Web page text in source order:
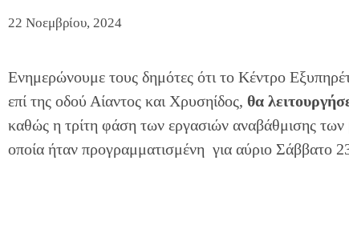
22 Νοεμβρίου, 2024
Ενημερώνουμε τους δημότες ότι το Κέντρο
επί της οδού Αίαντος και Χρυσηίδος, θα
καθώς η τρίτη φάση των εργασιών αναβάθμισης
οποία ήταν προγραμματισμένη για αύριο Σάββατο